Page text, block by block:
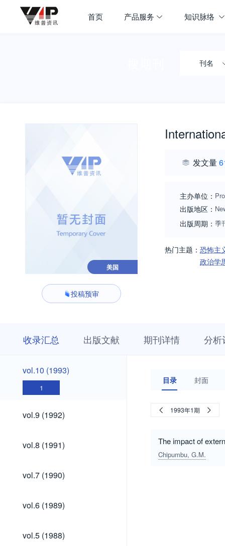
首页 产品服务 知识脉络
刊名
美国
投稿预审
发文量
主办单位：
出版地区：
出版周期： 季
热门主题： 恐怖主
政治学
收录汇总 出版文献 期刊详情 分析
vol.10
(1993)
vol.10 (1993)
1
vol.9
(1992)
vol.9 (1992)
vol.8
(1991)
vol.8 (1991)
vol.7
(1990)
vol.7 (1990)
vol.6
(1989)
vol.6 (1989)
vol.5
(1988)
vol.5 (1988)
目录 封面
1993年1期
The impact of
Chipumbu, G.M.